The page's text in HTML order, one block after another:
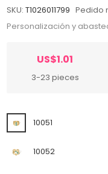
SKU: T1026011799 Pedido
Personalización y
US$1.01
3-23 pieces
10051
10052